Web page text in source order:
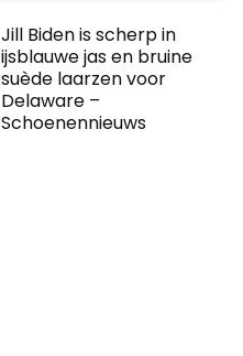
Jill Biden is scherp in
ijsblauwe jas en bruine
suède laarzen voor
Delaware –
Schoenennieuws